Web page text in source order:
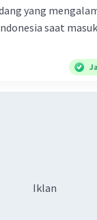
termasuk
pengaruh dari
asing, juga
hasil
yang
saat
Iklan